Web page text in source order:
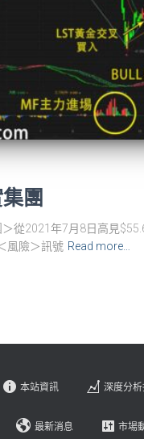
團
從2021年7月8日高見
風險＞訊號 Read more…
本站資訊 深度分
最新消息 市場